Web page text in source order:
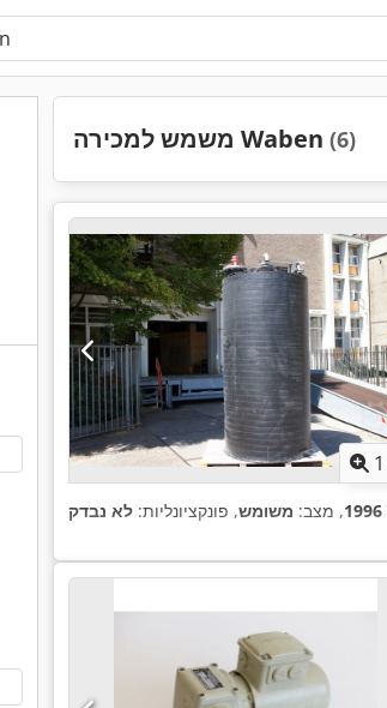
משמש למכירה Waben (6)
1
1996, מצב: משומש, פונקציונליות: לא נבדק